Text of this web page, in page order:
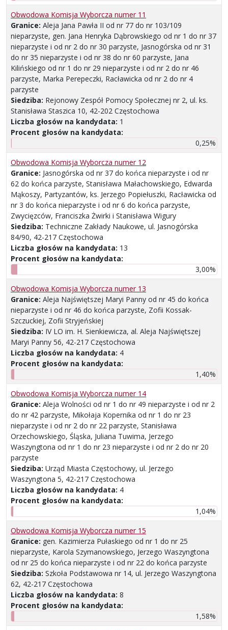
Obwodowa Komisja Wyborcza numer 11
Granice: Aleja Jana Pawła II od nr 77 do nr 103/109
nieparzyste, gen. Jana Henryka Dąbrowskiego od nr 1 do nr 37
nieparzyste i od nr 2 do nr 30 parzyste, Jasnogórska od nr 31
do nr 35 nieparzyste i od nr 38 do nr 60 parzyste, Jana
Kilińskiego od nr 1 do nr 29 nieparzyste i od nr 2 do nr 46
parzyste, Marka Perepeczki, Racławicka od nr 2 do nr 4
parzyste
Siedziba: Rejonowy Zespół Pomocy Społecznej nr 2, ul. ks.
Stanisława Staszica 10, 42-202 Częstochowa
Liczba głosów na kandydata: 1
Procent głosów na kandydata:
0,25%
Obwodowa Komisja Wyborcza numer 12
Granice: Jasnogórska od nr 37 do końca nieparzyste i od nr
62 do końca parzyste, Stanisława Małachowskiego, Edwarda
Mąkoszy, Partyzantów, ks. Jerzego Popiełuszki, Racławicka od
nr 3 do końca nieparzyste i od nr 6 do końca parzyste,
Zwycięzców, Franciszka Żwirki i Stanisława Wigury
Siedziba: Techniczne Zakłady Naukowe, ul. Jasnogórska
84/90, 42-217 Częstochowa
Liczba głosów na kandydata: 13
Procent głosów na kandydata:
3,00%
Obwodowa Komisja Wyborcza numer 13
Granice: Aleja Najświętszej Maryi Panny od nr 45 do końca
nieparzyste i od nr 46 do końca parzyste, Zofii Kossak-
Szczuckiej, Zofii Stryjeńskiej
Siedziba: IV LO im. H. Sienkiewicza, al. Aleja Najświętszej
Maryi Panny 56, 42-217 Częstochowa
Liczba głosów na kandydata: 4
Procent głosów na kandydata:
1,40%
Obwodowa Komisja Wyborcza numer 14
Granice: Aleja Wolności od nr 1 do nr 49 nieparzyste i od nr 2
do nr 42 parzyste, Mikołaja Kopernika od nr 1 do nr 23
nieparzyste i od nr 2 do nr 22 parzyste, Stanisława
Orzechowskiego, Śląska, Juliana Tuwima, Jerzego
Waszyngtona od nr 1 do nr 23 nieparzyste i od nr 2 do nr 20
parzyste
Siedziba: Urząd Miasta Częstochowy, ul. Jerzego
Waszyngtona 5, 42-217 Częstochowa
Liczba głosów na kandydata: 4
Procent głosów na kandydata:
1,04%
Obwodowa Komisja Wyborcza numer 15
Granice: gen. Kazimierza Pułaskiego od nr 1 do nr 25
nieparzyste, Karola Szymanowskiego, Jerzego Waszyngtona
od nr 25 do końca nieparzyste i od nr 22 do końca parzyste
Siedziba: Szkoła Podstawowa nr 14, ul. Jerzego Waszyngtona
62, 42-217 Częstochowa
Liczba głosów na kandydata: 8
Procent głosów na kandydata:
1,58%